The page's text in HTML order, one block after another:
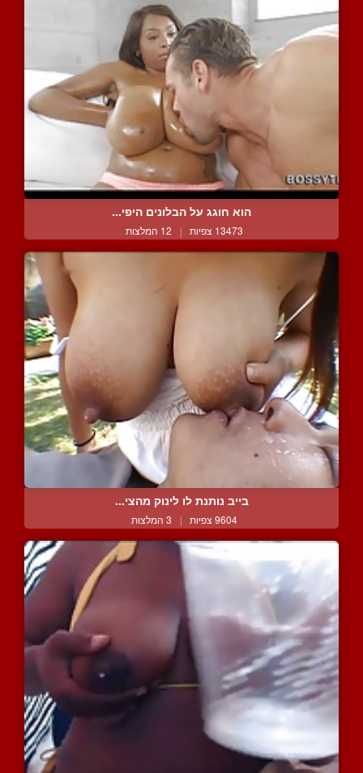
הוא חוגג על הבלונים היפי...
13473 צפיות | 12 המלצות
בייב נותנת לו לינוק מהצי...
9604 צפיות | 3 המלצות